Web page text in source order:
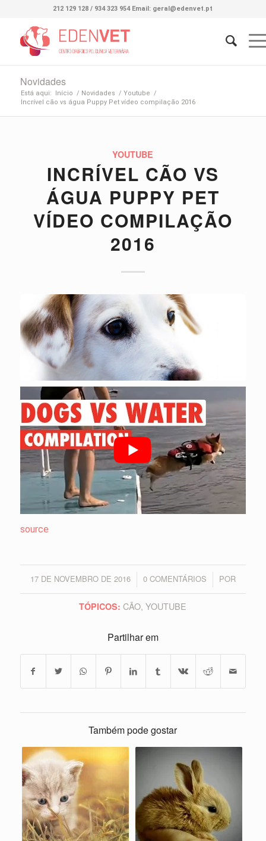
212 129 128 / 934 323 954 Email: geral@edenvet.pt
Novidades
Está aqui: Início / Novidades / Youtube /
Incrível cão vs água Puppy Pet vídeo compilação 2016
YOUTUBE
INCRÍVEL CÃO VS
ÁGUA PUPPY PET
VÍDEO COMPILAÇÃO
2016
source
17 DE NOVEMBRO DE 2016
/ 0 COMENTÁRIOS
/ POR
TÓPICOS: CÃO,YOUTUBE
Partilhar em
Também pode gostar